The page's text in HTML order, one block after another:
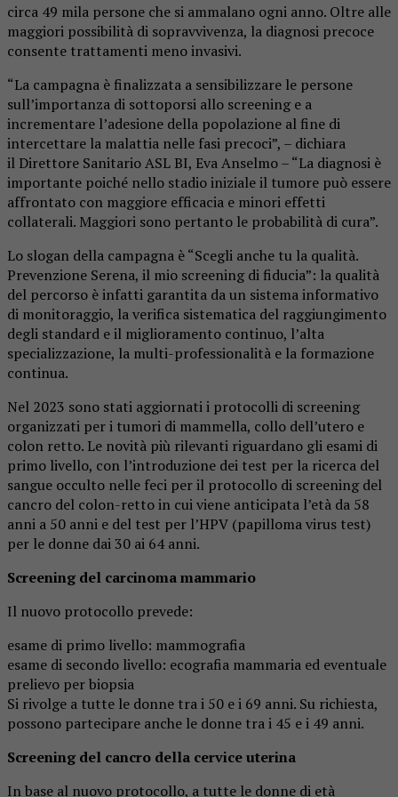
circa 49 mila persone che si ammalano ogni anno. Oltre alle
maggiori possibilità di sopravvivenza, la diagnosi precoce
consente trattamenti meno invasivi.
“La campagna è finalizzata a sensibilizzare le persone
sull’importanza di sottoporsi allo screening e a
incrementare l’adesione della popolazione al fine di
intercettare la malattia nelle fasi precoci”, – dichiara
il Direttore Sanitario ASL BI, Eva Anselmo – “La diagnosi è
importante poiché nello stadio iniziale il tumore può essere
affrontato con maggiore efficacia e minori effetti
collaterali. Maggiori sono pertanto le probabilità di cura”.
Lo slogan della campagna è “Scegli anche tu la qualità.
Prevenzione Serena, il mio screening di fiducia”: la qualità
del percorso è infatti garantita da un sistema informativo
di monitoraggio, la verifica sistematica del raggiungimento
degli standard e il miglioramento continuo, l’alta
specializzazione, la multi-professionalità e la formazione
continua.
Nel 2023 sono stati aggiornati i protocolli di screening
organizzati per i tumori di mammella, collo dell’utero e
colon retto. Le novità più rilevanti riguardano gli esami di
primo livello, con l’introduzione dei test per la ricerca del
sangue occulto nelle feci per il protocollo di screening del
cancro del colon-retto in cui viene anticipata l’età da 58
anni a 50 anni e del test per l’HPV (papilloma virus test)
per le donne dai 30 ai 64 anni.
Screening del carcinoma mammario
Il nuovo protocollo prevede:
esame di primo livello: mammografia
esame di secondo livello: ecografia mammaria ed eventuale
prelievo per biopsia
Si rivolge a tutte le donne tra i 50 e i 69 anni. Su richiesta,
possono partecipare anche le donne tra i 45 e i 49 anni.
Screening del cancro della cervice uterina
In base al nuovo protocollo, a tutte le donne di età